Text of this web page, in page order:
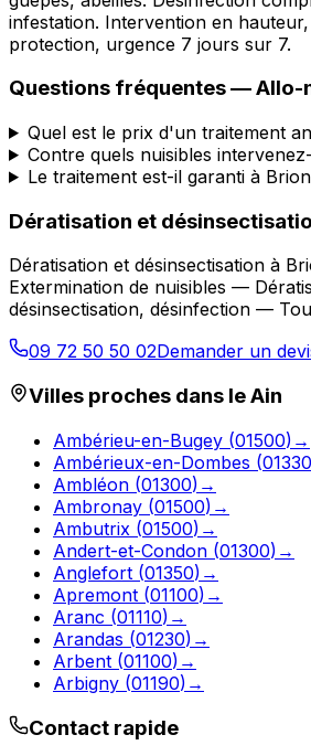
infestation. Intervention en
protection, urgence 7 jours sur 7.
Questions fréquentes —Allo-
Quel est le prix d'un traitement
Contre quels nuisibles
Le traitement est-il garanti à
Dératisation et
Dératisation et désinsectisation à
Extermination de nuisibles —
désinsectisation, désinfection —
09 72 50 50 02Demander un
Villes proches dans leAin
Ambérieu-en-Bugey (01500) →
Ambérieux-en-Dombes (01330
Ambléon (01300) →
Ambronay (01500) →
Ambutrix (01500) →
Andert-et-Condon (01300) →
Anglefort (01350) →
Apremont (01100) →
Aranc (01110) →
Arandas (01230) →
Arbent (01100) →
Arbigny (01190) →
Contact rapide